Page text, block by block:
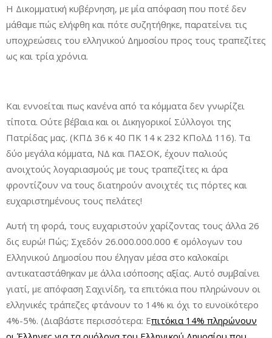
Η Δικομματική κυβέρνηση, με μία απόφαση που ποτέ δεν
μάθαμε πώς ελήφθη και πότε συζητήθηκε, παρατείνει τις
υποχρεώσεις του ελληνικού Δημοσίου προς τους τραπεζίτες
ως και τρία χρόνια.
Και εννοείται πως κανένα από τα κόμματα δεν γνωρίζει
τίποτα. Ούτε βέβαια και οι Δικηγορικοί Σύλλογοι της
Πατρίδας μας. (ΚΠΔ 36 κ 40 ΠΚ 14 κ 232 ΚΠολΔ 116). Τα
δύο μεγάλα κόμματα, ΝΔ και ΠΑΣΟΚ, έχουν παλιούς
ανοιχτούς λογαριασμούς με τους τραπεζίτες κι άρα
φροντίζουν να τους διατηρούν ανοιχτές τις πόρτες και
ευχαριστημένους τους πελάτες!
Αυτή τη φορά, τους ευχαριστούν χαρίζοντας τους άλλα 26
δις ευρώ! Πώς; Σχεδόν 26.000.000.000 € ομόλογων του
Ελληνικού Δημοσίου που έληγαν μέσα στο καλοκαίρι
αντικαταστάθηκαν με άλλα ισόποσης αξίας. Αυτό συμβαίνει
γιατί, με απόφαση Σαχινίδη, τα επιτόκια που πληρώνουν οι
ελληνικές τράπεζες φτάνουν το 14% κι όχι το ευνοϊκότερο
4%-5%. (Διαβάστε περισσότερα: Επιτόκια 14% πληρώνουν